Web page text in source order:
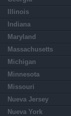
Illinois
Indiana
Maryland
Massachusetts
Michigan
Minnesota
Missouri
Nueva Jersey
Nueva York